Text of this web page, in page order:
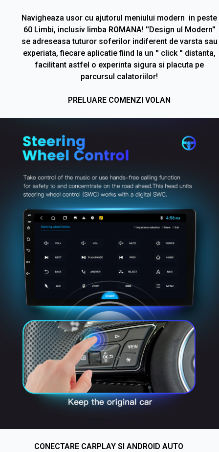
Navigheaza usor cu ajutorul meniului modern in peste
60 Limbi, inclusiv limba ROMANA! ''Design ul Modern''
se adreseasa tuturor soferilor indiferent de varsta sau
experiata, fiecare aplicatie fiind la un '' click '' distanta,
facilitant astfel o experinta sigura si placuta pe
parcursul calatoriilor!
PRELUARE COMENZI VOLAN
CONECTARE CARPLAY SI ANDROID AUTO